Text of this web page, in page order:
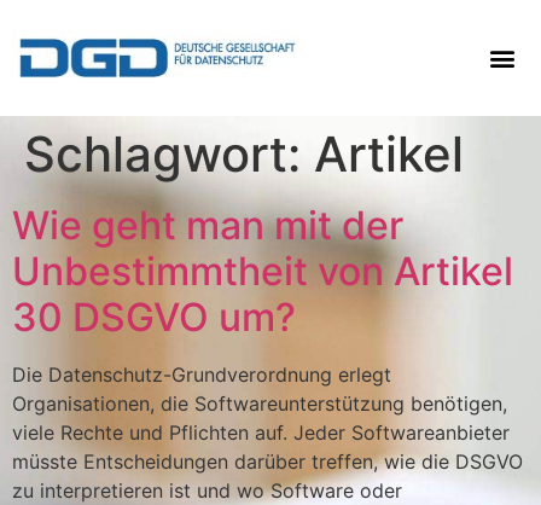
Schlagwort: Artikel
Wie geht man mit der
Unbestimmtheit von Artikel
30 DSGVO um?
Die Datenschutz-Grundverordnung erlegt
Organisationen, die Softwareunterstützung benötigen,
viele Rechte und Pflichten auf. Jeder Softwareanbieter
müsste Entscheidungen darüber treffen, wie die DSGVO
zu interpretieren ist und wo Software oder